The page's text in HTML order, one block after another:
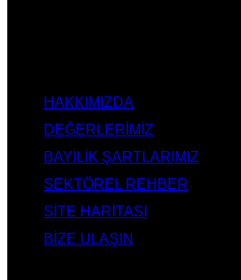
HAKKIMIZDA
DEĞERLERİMİZ
BAYİLİK ŞARTLARIMIZ
SEKTÖREL REHBER
SİTE HARİTASI
BİZE ULAŞIN